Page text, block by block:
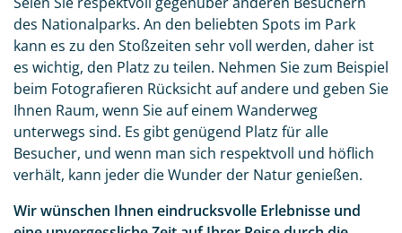
des Nationalparks. An den beliebten Spots im Park
kann es zu den Stoßzeiten sehr voll werden, daher ist
es wichtig, den Platz zu teilen. Nehmen Sie zum Beispiel
beim Fotografieren Rücksicht auf andere und geben Sie
Ihnen Raum, wenn Sie auf einem Wanderweg
unterwegs sind. Es gibt genügend Platz für alle
Besucher, und wenn man sich respektvoll und höflich
verhält, kann jeder die Wunder der Natur genießen.
Wir wünschen Ihnen eindrucksvolle Erlebnisse und